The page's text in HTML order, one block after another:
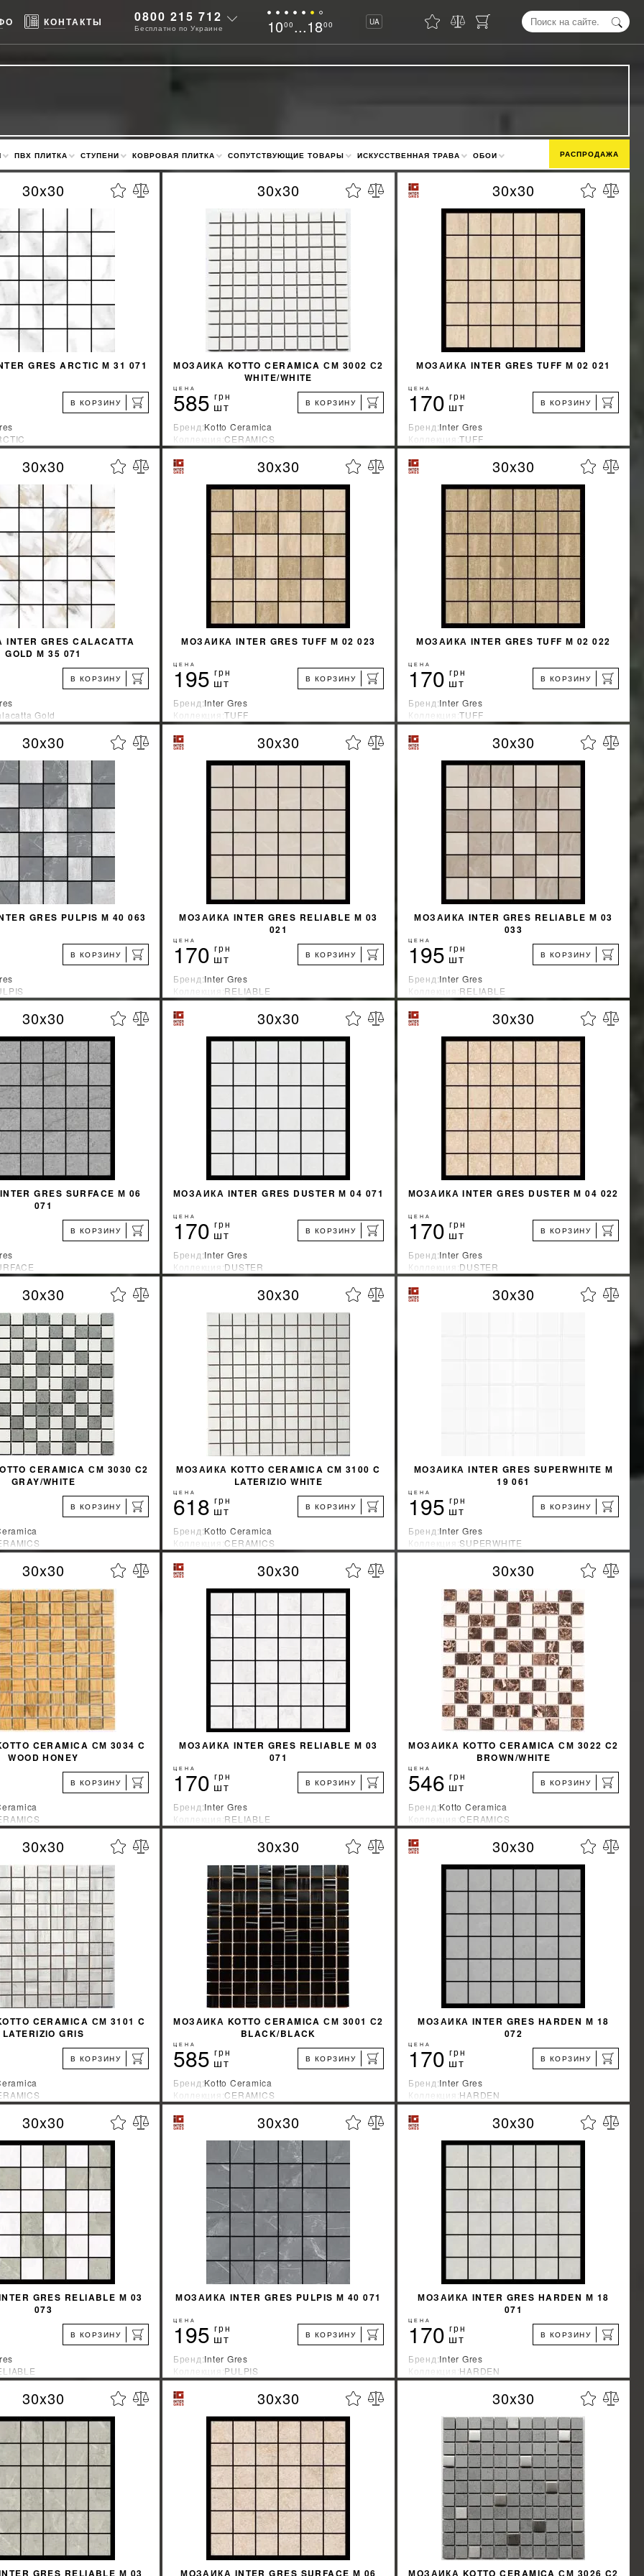
КОНТАКТЫ 0800 215 712
Бесплатно по Украине 1000 ...1800 UA
ПВХ ПЛИТКА СТУПЕНИ КОВРОВАЯ ПЛИТКА СОПУТСТВУЮЩИЕ ТОВАРЫ ИСКУССТВЕННАЯ ТРАВА ОБОИ РАСПРОДАЖА
30x30
GRES ARCTIC М 31 071
В КОРЗИНУ
Украина
УЗНАТЬ СВОЮ СКИДКУ %
КУПИТЬ
30x30
МОЗАИКА KOTTO CERAMICA СМ 3002 С2
WHITE/WHITE
ЦЕНА
585 грн
шт В КОРЗИНУ
Бренд:Kotto Ceramica
Коллекция:CERAMICS
Страна-производитель:Украина
УЗНАТЬ СВОЮ СКИДКУ %
КУПИТЬ
30x30
МОЗАИКА INTER GRES TUFF М 02 021
ЦЕНА
170 грн
шт В КОРЗИНУ
Бренд:Inter Gres
Коллекция:TUFF
Страна-производитель:Украина
УЗНАТЬ СВОЮ СКИДКУ %
КУПИТЬ
30x30
GRES CALACATTA
GOLD М 35 071
В КОРЗИНУ
Gold
Украина
УЗНАТЬ СВОЮ СКИДКУ %
КУПИТЬ
30x30
МОЗАИКА INTER GRES TUFF М 02 023
ЦЕНА
195 грн
шт В КОРЗИНУ
Бренд:Inter Gres
Коллекция:TUFF
Страна-производитель:Украина
УЗНАТЬ СВОЮ СКИДКУ %
КУПИТЬ
30x30
МОЗАИКА INTER GRES TUFF М 02 022
ЦЕНА
170 грн
шт В КОРЗИНУ
Бренд:Inter Gres
Коллекция:TUFF
Страна-производитель:Украина
УЗНАТЬ СВОЮ СКИДКУ %
КУПИТЬ
30x30
GRES PULPIS М 40 063
В КОРЗИНУ
Украина
УЗНАТЬ СВОЮ СКИДКУ %
КУПИТЬ
30x30
МОЗАИКА INTER GRES RELIABLE М 03
021
ЦЕНА
170 грн
шт В КОРЗИНУ
Бренд:Inter Gres
Коллекция:RELIABLE
Страна-производитель:Украина
УЗНАТЬ СВОЮ СКИДКУ %
КУПИТЬ
30x30
МОЗАИКА INTER GRES RELIABLE М 03
033
ЦЕНА
195 грн
шт В КОРЗИНУ
Бренд:Inter Gres
Коллекция:RELIABLE
Страна-производитель:Украина
УЗНАТЬ СВОЮ СКИДКУ %
КУПИТЬ
30x30
GRES SURFACE М 06
071
В КОРЗИНУ
Украина
УЗНАТЬ СВОЮ СКИДКУ %
КУПИТЬ
30x30
МОЗАИКА INTER GRES DUSTER М 04 071
ЦЕНА
170 грн
шт В КОРЗИНУ
Бренд:Inter Gres
Коллекция:DUSTER
Страна-производитель:Украина
УЗНАТЬ СВОЮ СКИДКУ %
КУПИТЬ
30x30
МОЗАИКА INTER GRES DUSTER М 04 022
ЦЕНА
170 грн
шт В КОРЗИНУ
Бренд:Inter Gres
Коллекция:DUSTER
Страна-производитель:Украина
УЗНАТЬ СВОЮ СКИДКУ %
30x30
CERAMICA СМ 3030 C2
GRAY/WHITE
В КОРЗИНУ
Украина
УЗНАТЬ СВОЮ СКИДКУ %
КУПИТЬ
30x30
МОЗАИКА KOTTO CERAMICA СМ 3100 C
LATERIZIO WHITE
ЦЕНА
618 грн
шт В КОРЗИНУ
Бренд:Kotto Ceramica
Коллекция:CERAMICS
Страна-производитель:Украина
УЗНАТЬ СВОЮ СКИДКУ %
КУПИТЬ
30x30
МОЗАИКА INTER GRES SUPERWHITE М
19 061
ЦЕНА
195 грн
шт В КОРЗИНУ
Бренд:Inter Gres
Коллекция:SUPERWHITE
Страна-производитель:Украина
УЗНАТЬ СВОЮ СКИДКУ %
КУПИТЬ
30x30
CERAMICA СМ 3034 C
WOOD HONEY
В КОРЗИНУ
Украина
УЗНАТЬ СВОЮ СКИДКУ %
КУПИТЬ
30x30
МОЗАИКА INTER GRES RELIABLE М 03
071
ЦЕНА
170 грн
шт В КОРЗИНУ
Бренд:Inter Gres
Коллекция:RELIABLE
Страна-производитель:Украина
УЗНАТЬ СВОЮ СКИДКУ %
КУПИТЬ
30x30
МОЗАИКА KOTTO CERAMICA СМ 3022 C2
BROWN/WHITE
ЦЕНА
546 грн
шт В КОРЗИНУ
Бренд:Kotto Ceramica
Коллекция:CERAMICS
Страна-производитель:Украина
УЗНАТЬ СВОЮ СКИДКУ %
КУПИТЬ
30x30
CERAMICA СМ 3101 C
LATERIZIO GRIS
В КОРЗИНУ
Украина
УЗНАТЬ СВОЮ СКИДКУ %
КУПИТЬ
30x30
МОЗАИКА KOTTO CERAMICA СМ 3001 С2
BLACK/BLACK
ЦЕНА
585 грн
шт В КОРЗИНУ
Бренд:Kotto Ceramica
Коллекция:CERAMICS
Страна-производитель:Украина
УЗНАТЬ СВОЮ СКИДКУ %
КУПИТЬ
30x30
МОЗАИКА INTER GRES HARDEN М 18
072
ЦЕНА
170 грн
шт В КОРЗИНУ
Бренд:Inter Gres
Коллекция:HARDEN
Страна-производитель:Украина
УЗНАТЬ СВОЮ СКИДКУ %
КУПИТЬ
30x30
GRES RELIABLE М 03
073
В КОРЗИНУ
Украина
УЗНАТЬ СВОЮ СКИДКУ %
КУПИТЬ
30x30
МОЗАИКА INTER GRES PULPIS М 40 071
ЦЕНА
195 грн
шт В КОРЗИНУ
Бренд:Inter Gres
Коллекция:PULPIS
Страна-производитель:Украина
УЗНАТЬ СВОЮ СКИДКУ %
КУПИТЬ
30x30
МОЗАИКА INTER GRES HARDEN М 18
071
ЦЕНА
170 грн
шт В КОРЗИНУ
Бренд:Inter Gres
Коллекция:HARDEN
Страна-производитель:Украина
УЗНАТЬ СВОЮ СКИДКУ %
КУПИТЬ
30x30
GRES RELIABLE М 03
30x30
МОЗАИКА INTER GRES SURFACE М 06
30x30
МОЗАИКА KOTTO CERAMICA СМ 3026 C2